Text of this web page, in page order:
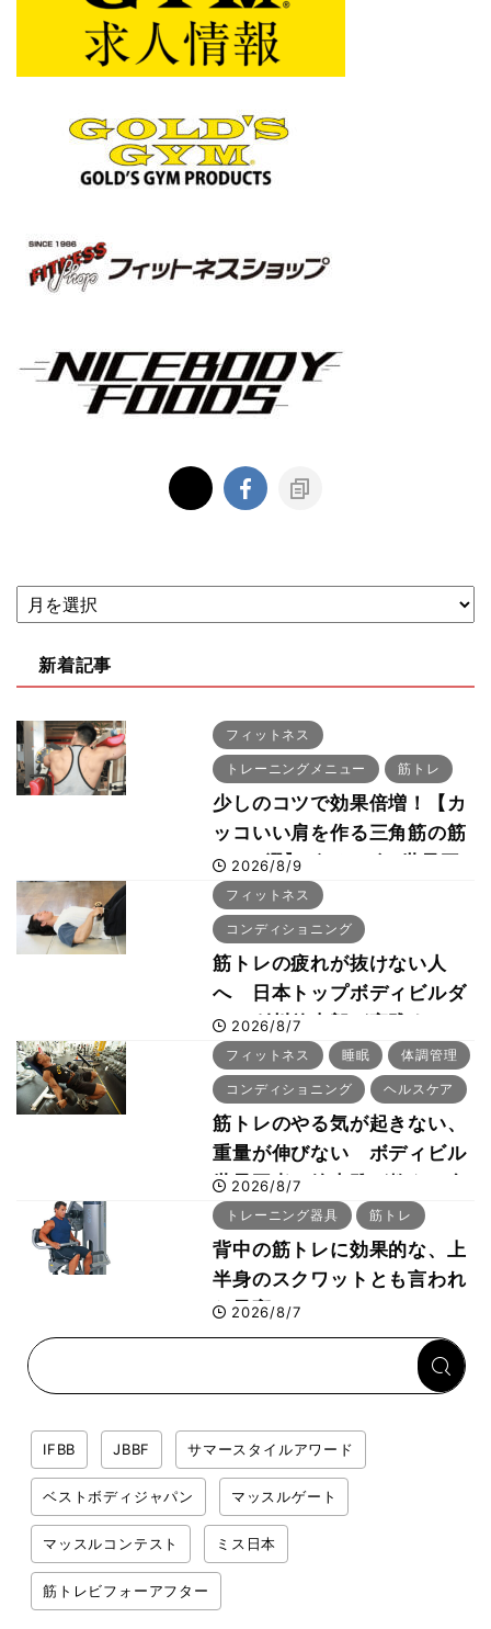
新着記事
フィットネス
トレーニングメニュー 筋トレ
少しのコツで効果倍増！【カ
ッコいい肩を作る三角筋の筋
トレ6選】ボディビル世界王
者が解説！
2026/8/9
フィットネス
コンディショニング
筋トレの疲れが抜けない人
へ 日本トップボディビルダ
ー・刈川啓志郎が実践する
「回復習慣」
2026/8/7
フィットネス 睡眠 体調管理
コンディショニング ヘルスケア
筋トレのやる気が起きない、
重量が伸びない ボディビル
世界王者・鈴木雅が教える食
事・睡眠・呼吸の整え方
2026/8/7
トレーニング器具 筋トレ
背中の筋トレに効果的な、上
半身のスクワットとも言われ
た最高マシン“ノーチラス・
プルオーバーマシン”とは？
2026/8/7
IFBB JBBF サマースタイルアワード
ベストボディジャパン マッスルゲート
マッスルコンテスト ミス日本
筋トレビフォーアフター